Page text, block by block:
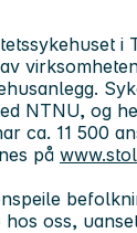
i
NTNU, og
ca. 11 500
på
oss,